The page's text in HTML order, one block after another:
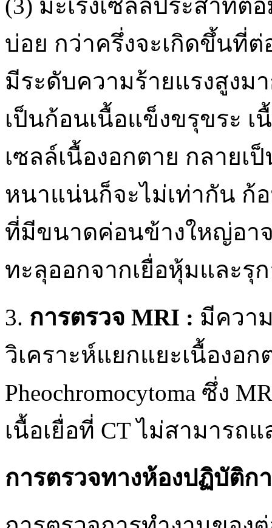
(3) มะเร็งเซลล์ประสาท
บ่อย กว่าครึ่งจะเกิดขึ้นที่
มีระดับความร้ายแรงสูงม
เป็นก้อนเนื้อแข็งขรุขระ เ
เซลล์เนื้องอกตาย กลายเ
หนาแน่นก็จะไม่เท่ากัน ก้
ที่มีขนาดค่อนข้างใหญ่อาจ
ทะลุออกจากเยื่อหุ้มและรุ
3. การตรวจ MRI : มีควา
วิเคราะห์แยกแยะเนื้องอ
Pheochromocytoma ซึ่ง
เนื้อเยื่อที่ CT ไม่สามารถ
การตรวจทางห้องปฏิบัติก